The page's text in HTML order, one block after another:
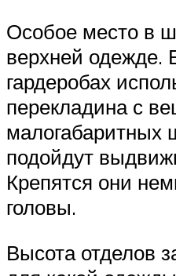
Особое место в
верхней одежде.
гардеробах
перекладина с
подойдут
Крепятся они
головы.
Высота отделов